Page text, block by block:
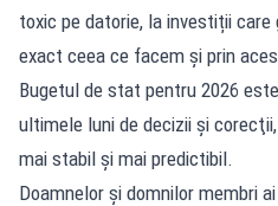
toxic pe datorie, la investiții
exact ceea ce facem și prin
Bugetul de stat pentru 2026
ultimele luni de decizii şi
mai stabil şi mai predictibil.
Doamnelor și domnilor membri